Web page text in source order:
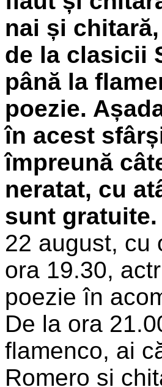
nai și
de la clasicii
până la
poezie.
în acest
împreună
neratat, cu
sunt gratuite.
22 august, cu
ora 19.30,
poezie în
De la ora
flamenco, ai
Romero și